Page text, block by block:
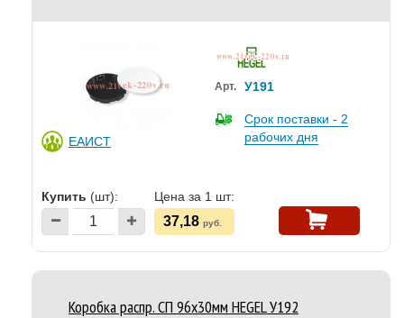
ЕАИСТ
Арт. У191
Срок поставки - 2
рабочих дня
Купить (шт): Цена за 1 шт:
37,18 руб.
Коробка распр. СП 96х30мм HEGEL У192